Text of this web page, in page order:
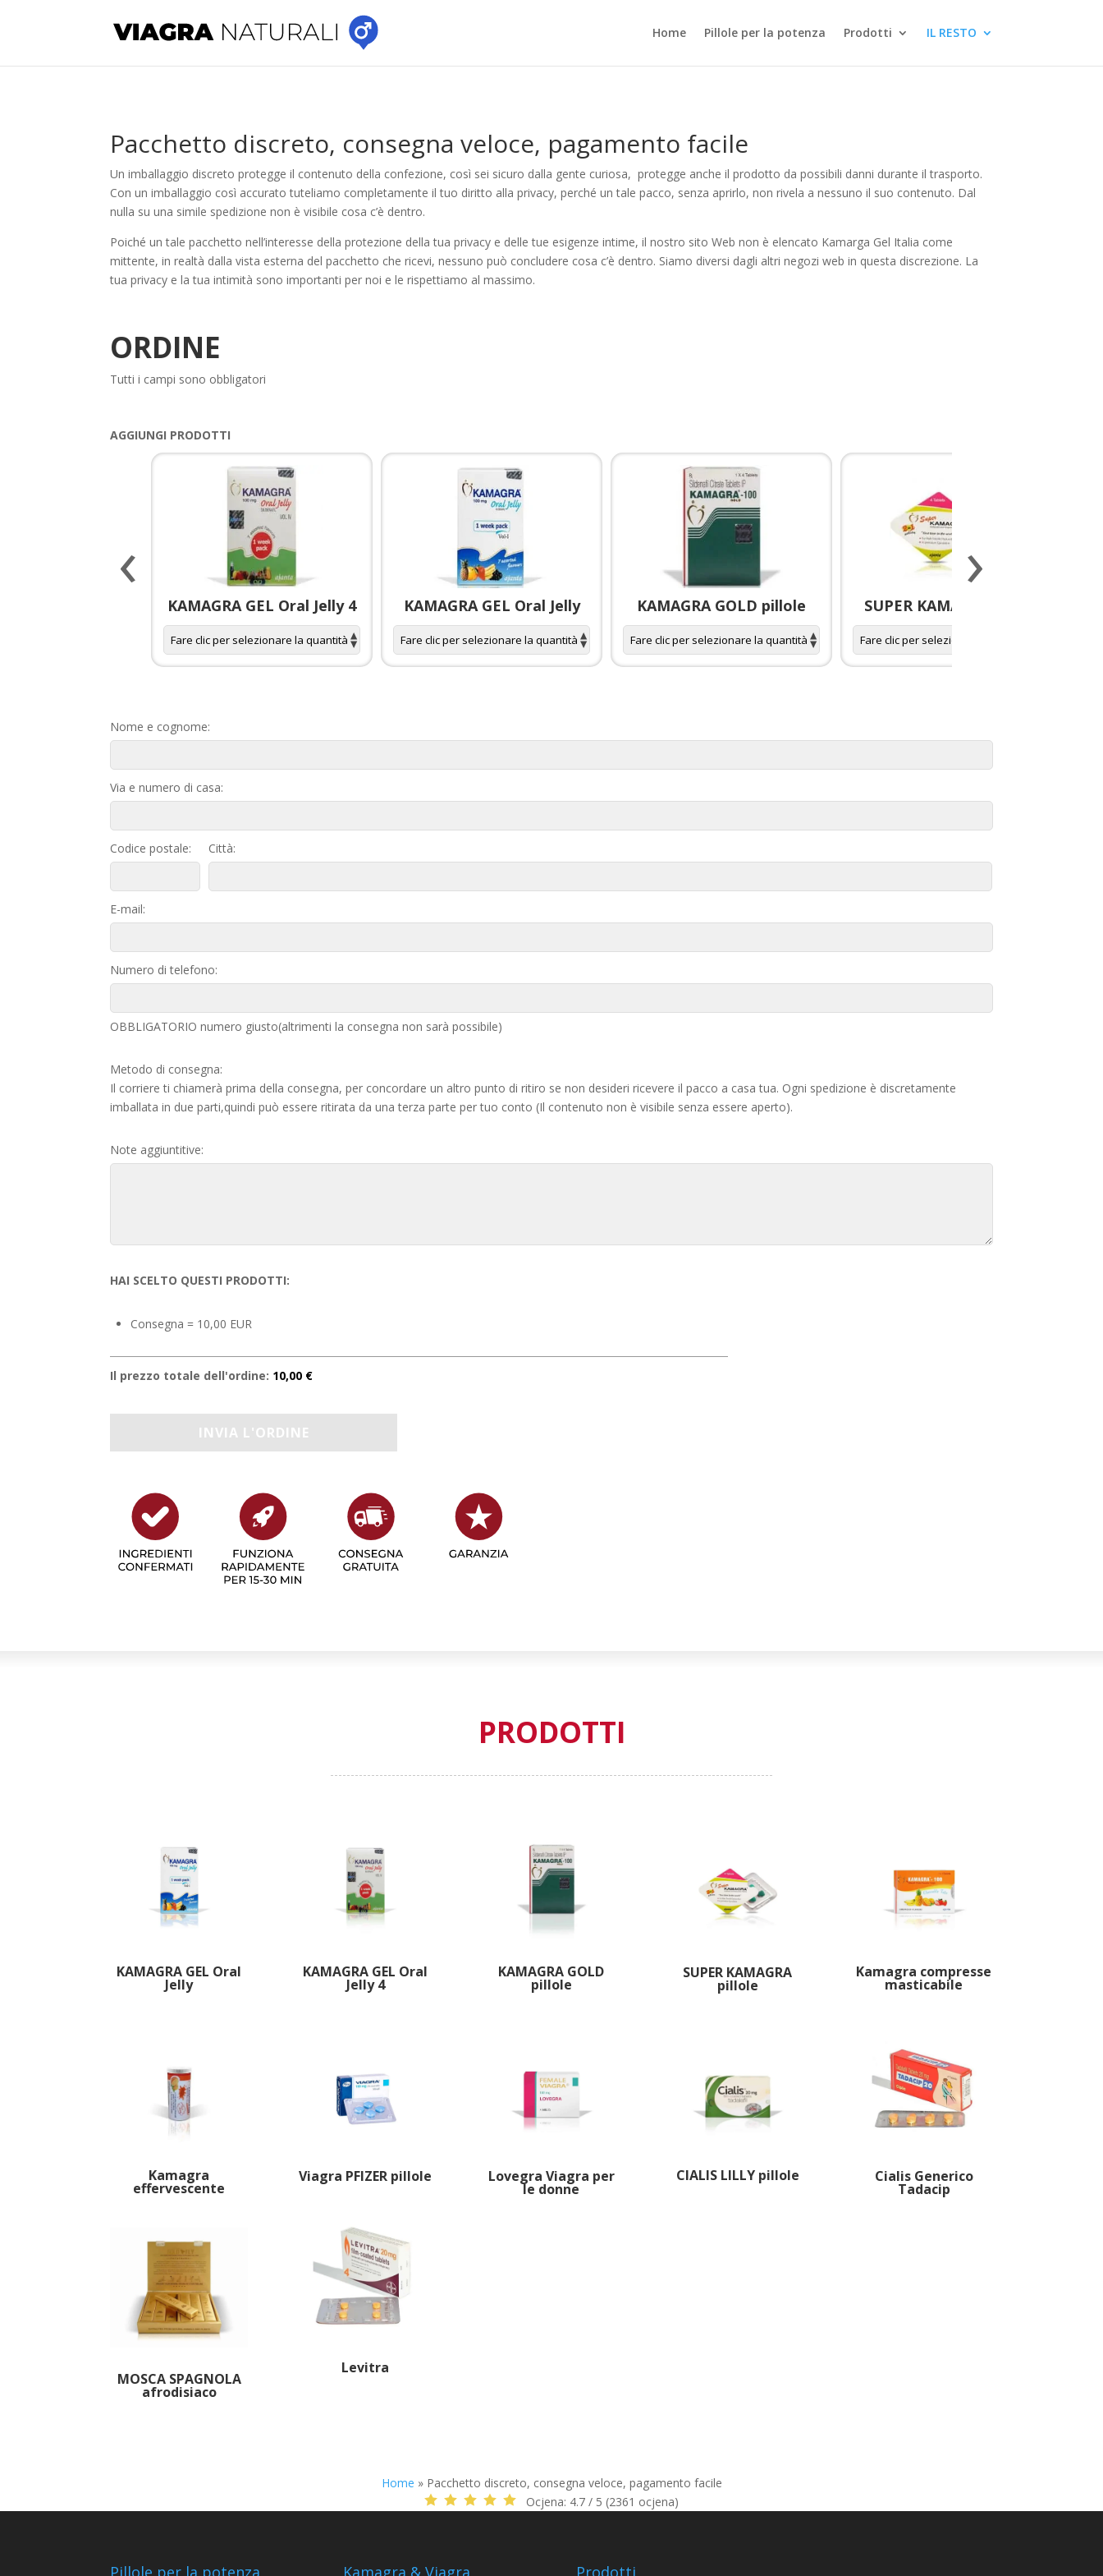
Home Pillole per la potenza Prodotti IL RESTO
Pacchetto discreto, consegna veloce, pagamento facile
Un imballaggio discreto protegge il contenuto della confezione, così sei sicuro dalla gente curiosa, protegge anche il prodotto da possibili danni durante il trasporto.
Con un imballaggio così accurato tuteliamo completamente il tuo diritto alla privacy, perché un tale pacco, senza aprirlo, non rivela a nessuno il suo contenuto. Dal
nulla su una simile spedizione non è visibile cosa c’è dentro.
Poiché un tale pacchetto nell’interesse della protezione della tua privacy e delle tue esigenze intime, il nostro sito Web non è elencato Kamarga Gel Italia come
mittente, in realtà dalla vista esterna del pacchetto che ricevi, nessuno può concludere cosa c’è dentro. Siamo diversi dagli altri negozi web in questa discrezione. La
tua privacy e la tua intimità sono importanti per noi e le rispettiamo al massimo.
ORDINE
Tutti i campi sono obbligatori
AGGIUNGI PRODOTTI
KAMAGRA GEL Oral Jelly 4 KAMAGRA GEL Oral Jelly KAMAGRA GOLD pillole SUPER KAMAGRA pillole
‹ ›
Nome e cognome:
Via e numero di casa:
Codice postale: Città:
E-mail:
Numero di telefono:
OBBLIGATORIO numero giusto(altrimenti la consegna non sarà possibile)
Metodo di consegna:
Il corriere ti chiamerà prima della consegna, per concordare un altro punto di ritiro se non desideri ricevere il pacco a casa tua. Ogni spedizione è discretamente
imballata in due parti,quindi può essere ritirata da una terza parte per tuo conto (Il contenuto non è visibile senza essere aperto).
Note aggiuntitive:
HAI SCELTO QUESTI PRODOTTI:
Consegna = 10,00 EUR
Il prezzo totale dell'ordine: 10,00 €
PRODOTTI
KAMAGRA GEL Oral
Jelly
Kamagra
effervescente
MOSCA SPAGNOLA
afrodisiaco
KAMAGRA GEL Oral
Jelly 4
Viagra PFIZER pillole
Levitra
KAMAGRA GOLD
pillole
Lovegra Viagra per
le donne
SUPER KAMAGRA
pillole
CIALIS LILLY pillole
Kamagra compresse
masticabile
Cialis Generico
Tadacip
Home » Pacchetto discreto, consegna veloce, pagamento facile
Ocjena: 4.7 / 5 (2361 ocjena)
Pillole per la potenza Kamagra & Viagra Prodotti